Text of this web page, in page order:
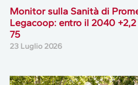
Monitor sulla Sanità di
Legacoop: entro il 2040
75
23 Luglio 2026